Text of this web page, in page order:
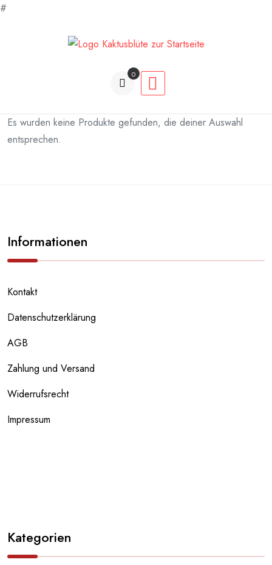
#
0
Es wurden keine Produkte gefunden, die deiner Auswahl
entsprechen.
Informationen
Kontakt
Datenschutzerklärung
AGB
Zahlung und Versand
Widerrufsrecht
Impressum
Kategorien